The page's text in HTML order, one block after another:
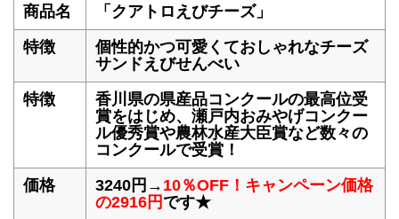
商品名
「クアトロえびチーズ」
特徴
個性的かつ可愛くておしゃれなチーズ
サンドえびせんべい
特徴
香川県の県産品コンクールの最高位受
賞をはじめ、瀬戸内おみやげコンクー
ル優秀賞や農林水産大臣賞など数々の
コンクールで受賞！
価格
3240円→ 10％OFF！キャンペーン価格
の2916円 です★